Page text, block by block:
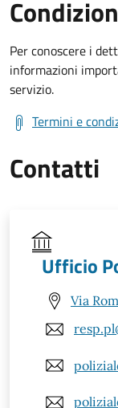
Per conoscere i
informazioni
servizio.
Termini e
Contatti
Ufficio
Via